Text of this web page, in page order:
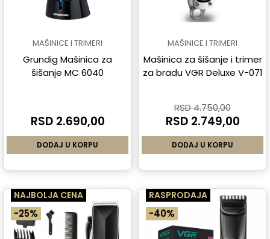
MAŠINICE I TRIMERI
Grundig Mašinica za
šišanje MC 6040
RSD 2.690,00
DODAJ U KORPU
MAŠINICE I TRIMERI
Mašinica za šišanje i trimer
za bradu VGR Deluxe V-071
RSD 4.750,00
RSD 2.749,00
DODAJ U KORPU
NAJBOLJA CENA
-25%
RASPRODAJA
-40%